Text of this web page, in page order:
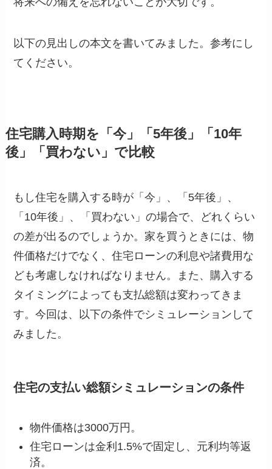
以下の見出しの本文を書いてみました。参考にし
てください。
住宅購入時期を「今」「5年後」「10年
後」「買わない」で比較
もし住宅を購入する時が「今」、「5年後」、
「10年後」、「買わない」の場合で、どれくらい
の差が出るのでしょうか。家を買うときには、物
件価格だけでなく、住宅ローンの利息や諸費用な
ども考慮しなければなりません。また、購入する
タイミングによっても支払総額は変わってきま
す。今回は、以下の条件でシミュレーションして
みました。
住宅の支払い総額シミュレーションの条件
物件価格は3000万円。
住宅ローンは金利1.5%で固定し、元利均等返
済。